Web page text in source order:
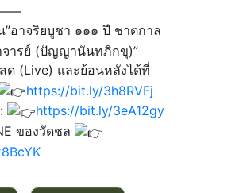
”อาจริยบูชา ๑๑๑ ปี ชาตกาล
ารย์ (ปัญญานันทภิกขุ)”
ด (Live) และย้อนหลังได้ที่
https://bit.ly/3h8RVFj
https://bit.ly/3eA12gy
ของวัดชล